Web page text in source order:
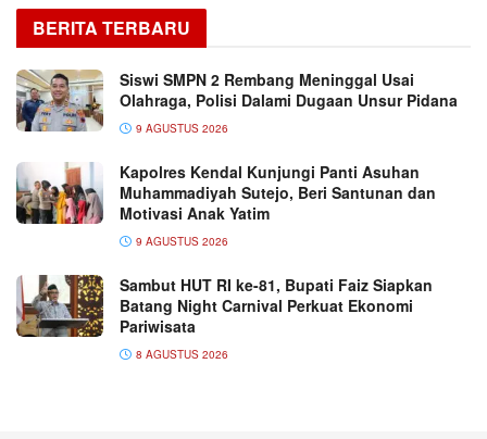
BERITA TERBARU
Siswi SMPN 2 Rembang Meninggal Usai
Olahraga, Polisi Dalami Dugaan Unsur Pidana
9 AGUSTUS 2026
Kapolres Kendal Kunjungi Panti Asuhan
Muhammadiyah Sutejo, Beri Santunan dan
Motivasi Anak Yatim
9 AGUSTUS 2026
Sambut HUT RI ke-81, Bupati Faiz Siapkan
Batang Night Carnival Perkuat Ekonomi
Pariwisata
8 AGUSTUS 2026